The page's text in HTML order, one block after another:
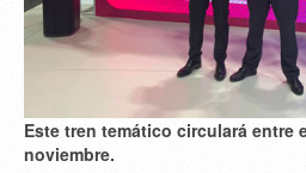
Este tren temático circulará entre
noviembre.